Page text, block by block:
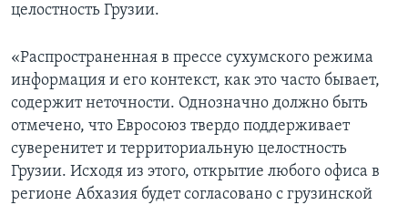
целостность Грузии.
«Распространенная в прессе сухумского режима
информация и его контекст, как это часто бывает,
содержит неточности. Однозначно должно быть
отмечено, что Евросоюз твердо поддерживает
суверенитет и территориальную целостность
Грузии. Исходя из этого, открытие любого офиса в
регионе Абхазия будет согласовано с грузинской